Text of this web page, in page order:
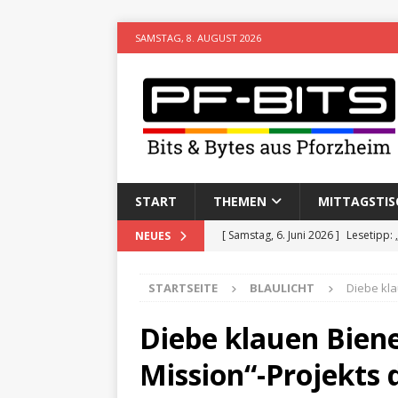
SAMSTAG, 8. AUGUST 2026
START THEMEN
NEUES [ Samstag, 6. Juni 2026 ] Lesetipp:
[ Sonntag, 15. Februar 2026 ]
VERANSTALTUNGEN
[ Mittwoch, 5. August 2026 ]
STARTSEITE BLAULICHT Diebe
Diebe klauen
Mission“-Projekts